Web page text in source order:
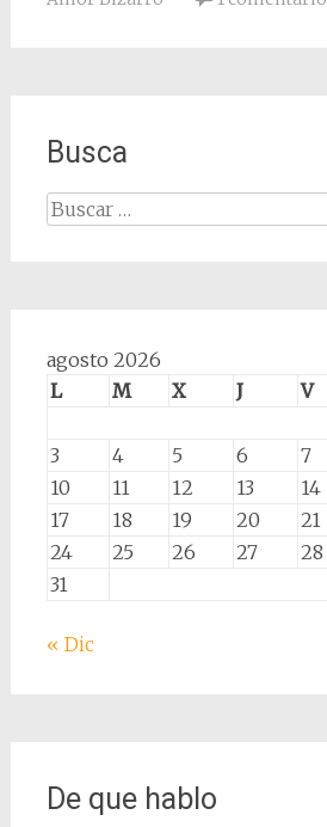
Busca
Buscar:
agosto 2026
L
M X J V
3
4 5 6 7
10
11 12 13 14
17
18 19 20 21
24
25 26 27 28
31
« Dic
De que hablo